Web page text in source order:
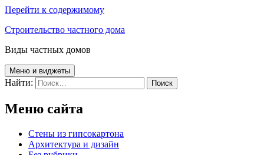
Перейти к содержимому
Строительство частного дома
Виды частных домов
Меню и виджеты
Найти:
Меню сайта
Cтены из гипсокартона
Архитектура и дизайн